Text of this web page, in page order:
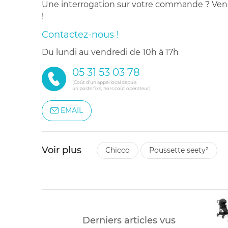
Une interrogation sur votre commande ?
!
Contactez-nous !
du lundi au vendredi de 10h à 17h
05 31 53 03 78
(Coût d'un appel local depuis
un poste fixe, hors coût opérateur)
EMAIL
Voir plus chicco poussette seety²
Derniers articles vus